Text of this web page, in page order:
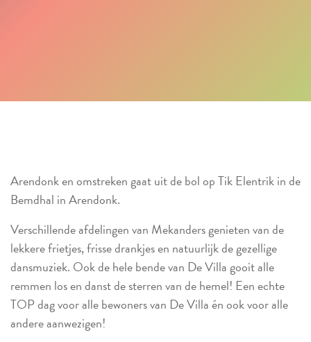
Arendonk en omstreken gaat uit de bol op Tik Elentrik in de
Bemdhal in Arendonk.
Verschillende afdelingen van Mekanders genieten van de
lekkere frietjes, frisse drankjes en natuurlijk de gezellige
dansmuziek. Ook de hele bende van De Villa gooit alle
remmen los en danst de sterren van de hemel! Een echte
TOP dag voor alle bewoners van De Villa én ook voor alle
andere aanwezigen!